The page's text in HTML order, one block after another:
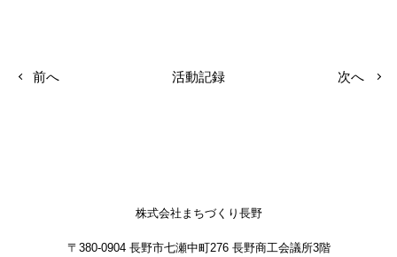
前へ 活動記録 次へ
株式会社まちづくり長野
〒380-0904 長野市七瀬中町276 長野商工会議所3階